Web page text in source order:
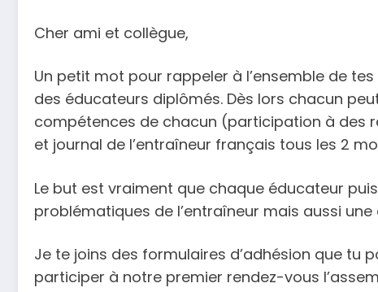
Cher ami et collègue,
Un petit mot pour rappeler à l’ensemble de
des éducateurs diplômés. Dès lors chacun
compétences de chacun (participation à des
et journal de l’entraîneur français tous les 2
Le but est vraiment que chaque éducateur
problématiques de l’entraîneur mais aussi
Je te joins des formulaires d’adhésion que
participer à notre premier rendez-vous